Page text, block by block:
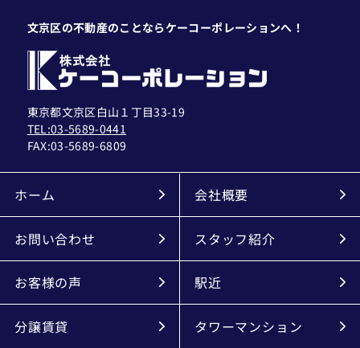
文京区の不動産のことならケーコーポレーションへ！
東京都文京区白山１丁目33-19
TEL:03-5689-0441
FAX:03-5689-6809
ホーム 会社概要
お問い合わせ スタッフ紹介
お客様の声 駅近
分譲賃貸 タワーマンション